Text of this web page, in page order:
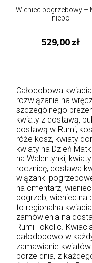
Wieniec pogrzebowy –
niebo
529,00 zł
Całodobowa
rozwiązanie na
szczególnego
kwiaty z dostawą,
dostawą w Rumi,
róże kosz, kwiaty
kwiaty na Dzień
na Walentynki,
rocznicę, dostawa
wiązanki
na cmentarz,
pogrzeb, wieniec na
to regionalna
zamówienia na
Rumi i okolic.
całodobowo w
zamawianie
porze dnia, z